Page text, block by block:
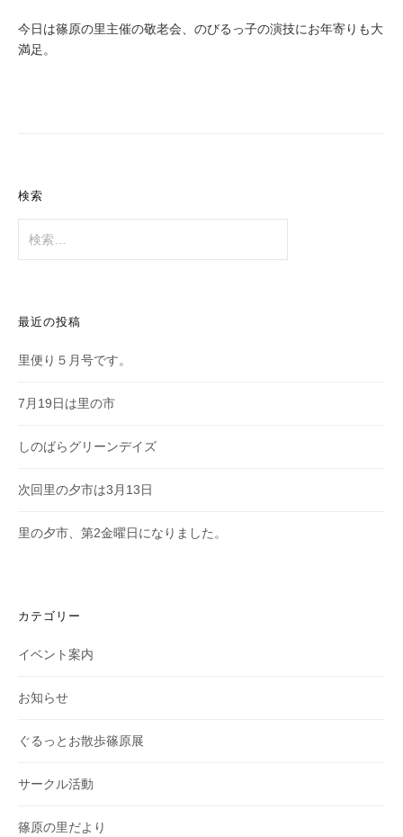
今日は篠原の里主催の敬老会、のびるっ子の演技にお年寄りも大
満足。
検索
索:
最近の投稿
里便り５月号です。
7月19日は里の市
しのばらグリーンデイズ
次回里の夕市は3月13日
里の夕市、第2金曜日になりました。
カテゴリー
イベント案内
お知らせ
ぐるっとお散歩篠原展
サークル活動
篠原の里だより